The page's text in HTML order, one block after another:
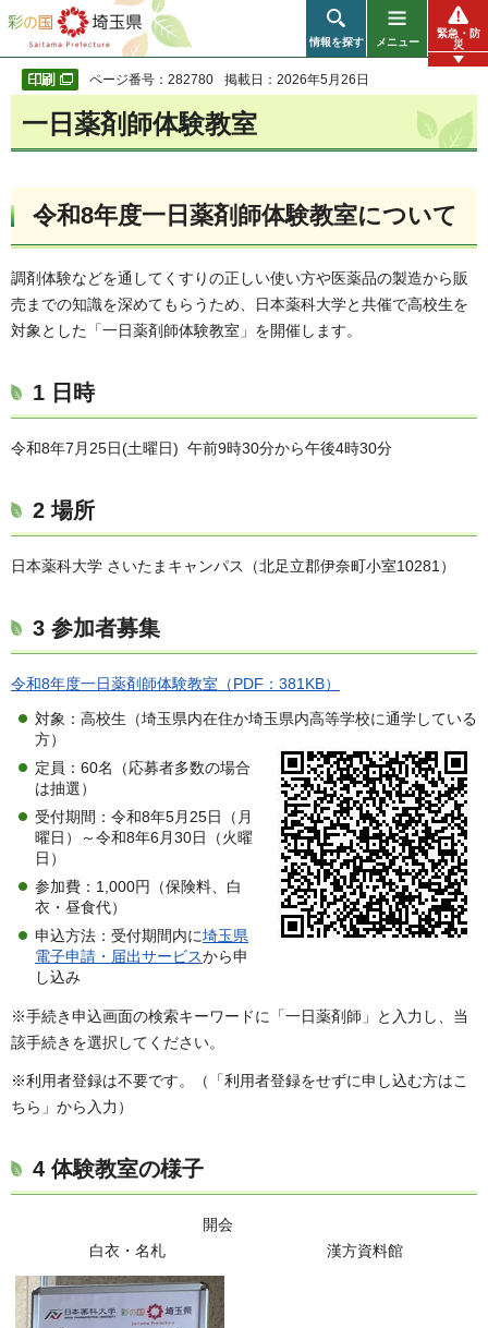
彩の国 埼玉県
情報を探す メニュー
緊急・防
災
ページ番号：282780 掲載日：2026年5月26日
一日薬剤師体験教室
令和8年度一日薬剤師体験教室について
調剤体験などを通してくすりの正しい使い方や医薬品の製造から販
売までの知識を深めてもらうため、日本薬科大学と共催で高校生を
対象とした「一日薬剤師体験教室」を開催します。
1 日時
令和8年7月25日(土曜日) 午前9時30分から午後4時30分
2 場所
日本薬科大学 さいたまキャンパス（北足立郡伊奈町小室10281）
3 参加者募集
令和8年度一日薬剤師体験教室（PDF：381KB）
対象：高校生（埼玉県内在住か埼玉県内高等学校に通学している
方）
定員：60名（応募者多数の場合
は抽選）
受付期間：令和8年5月25日（月
曜日）～令和8年6月30日（火曜
日）
参加費：1,000円（保険料、白
衣・昼食代）
申込方法：受付期間内に埼玉県
電子申請・届出サービスから申
し込み
※手続き申込画面の検索キーワードに「一日薬剤師」と入力し、当
該手続きを選択してください。
※利用者登録は不要です。（「利用者登録をせずに申し込む方はこ
ちら」から入力）
4 体験教室の様子
開会
白衣・名札 漢方資料館